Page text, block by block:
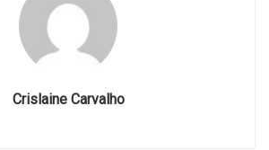
Crislaine Carvalho